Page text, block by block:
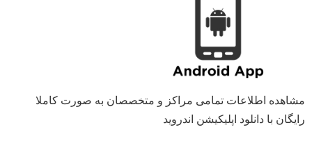
مشاهده اطلاعات تمامی مراکز و متخصصان به صورت کاملا
رایگان با دانلود اپلیکیشن اندروید